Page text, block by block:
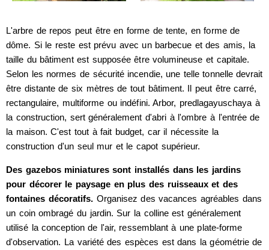
L'arbre de repos peut être en forme de tente, en forme de
dôme. Si le reste est prévu avec un barbecue et des amis, la
taille du bâtiment est supposée être volumineuse et capitale.
Selon les normes de sécurité incendie, une telle tonnelle devrait
être distante de six mètres de tout bâtiment. Il peut être carré,
rectangulaire, multiforme ou indéfini. Arbor, predlagayuschaya à
la construction, sert généralement d'abri à l'ombre à l'entrée de
la maison. C'est tout à fait budget, car il nécessite la
construction d'un seul mur et le capot supérieur.
Des gazebos miniatures sont installés dans les jardins
pour décorer le paysage en plus des ruisseaux et des
fontaines décoratifs. Organisez des vacances agréables dans
un coin ombragé du jardin. Sur la colline est généralement
utilisé la conception de l'air, ressemblant à une plate-forme
d'observation. La variété des espèces est dans la géométrie de